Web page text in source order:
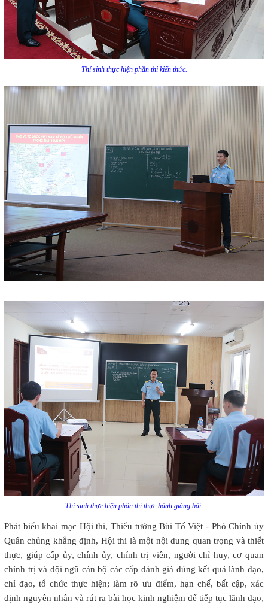
Thí sinh thực hiện phần thi kiến thức.
Thí sinh thực hiện phần thi thực hành giảng bài.
Phát biểu khai mạc Hội thi, Thiếu tướng Bùi Tố Việt - Phó Chính ủy
Quân chủng khẳng định, Hội thi là một nội dung quan trọng và thiết
thực, giúp cấp ủy, chính ủy, chính trị viên, người chỉ huy, cơ quan
chính trị và đội ngũ cán bộ các cấp đánh giá đúng kết quả lãnh đạo,
chỉ đạo, tổ chức thực hiện; làm rõ ưu điểm, hạn chế, bất cập, xác
định nguyên nhân và rút ra bài học kinh nghiệm để tiếp tục lãnh đạo,